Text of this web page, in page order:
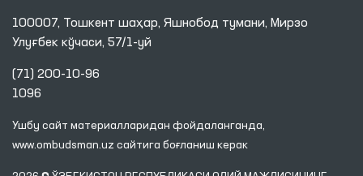
100007, Тошкент шаҳар, Яшнобод тумани, Мирзо
Улуғбек кўчаси, 57/1-уй
(71) 200-10-96
1096
Ушбу сайт материалларидан фойдаланганда,
www.ombudsman.uz сайтига боғланиш керак